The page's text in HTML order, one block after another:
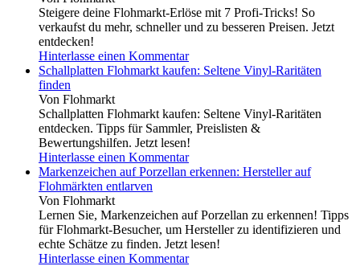
Steigere deine Flohmarkt-Erlöse mit 7 Profi-Tricks! So
verkaufst du mehr, schneller und zu besseren Preisen. Jetzt
entdecken!
Hinterlasse einen Kommentar
Schallplatten Flohmarkt kaufen: Seltene Vinyl-Raritäten
finden
Von Flohmarkt
Schallplatten Flohmarkt kaufen: Seltene Vinyl-Raritäten
entdecken. Tipps für Sammler, Preislisten &
Bewertungshilfen. Jetzt lesen!
Hinterlasse einen Kommentar
Markenzeichen auf Porzellan erkennen: Hersteller auf
Flohmärkten entlarven
Von Flohmarkt
Lernen Sie, Markenzeichen auf Porzellan zu erkennen! Tipps
für Flohmarkt-Besucher, um Hersteller zu identifizieren und
echte Schätze zu finden. Jetzt lesen!
Hinterlasse einen Kommentar